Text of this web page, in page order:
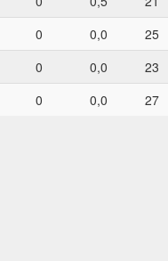
0 0,0 25
0 0,0 23
0 0,0 27